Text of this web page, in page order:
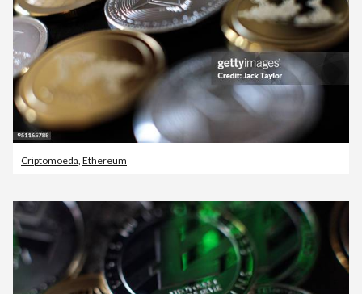
Criptomoeda Ethereum